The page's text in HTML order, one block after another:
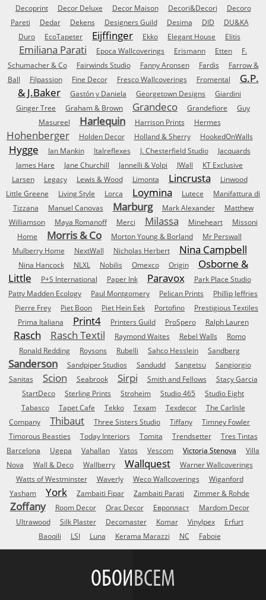
Decoprint
Decor Deluxe Decor Maison Decori&Decori
Decoro
Pareti
Dedar Dekens Designers Guild Desima DID
DU&KA
Duro
EcoTapeter Eijffinger Ekko Elegant House Elitis
Emiliana Parati Epoca Wallcoverings Erismann Etten
F.
Schumacher & Co
Fairwinds Studio Fanny Aronsen Fardis
Farrow &
Ball
Filpassion Fine Decor Fresco Wallcoverings Fromental
G.P.
& J.Baker
Gastón y Daniela Georgetown Designs
Giardini
Ginger Tree
Graham & Brown Grandeco Grandefiore
Guy
Masureel
Harlequin Harrison Prints Hermes
Hohenberger Holden Decor Holland & Sherry HookedOnWalls
Hygge Ian Mankin Italreflexes J. Chesterfield Studio
Jacquards
James Hare
Jane Churchill Jannelli & Volpi JWall
KT Exclusive
Larsen
Legacy Lewis & Wood Limonta Lincrusta
Linwood
Little Greene
Living Style Lorca Loymina Lutece
Manifattura di
Tizzana
Manuel Canovas Marburg Mark Alexander
Matthew
Williamson
Maya Romanoff Merci Milassa Mineheart
Missoni
Home
Morris & Co Morton Young & Borland
Mr Perswall
Mulberry Home
NextWall Nicholas Herbert Nina Campbell
Nina Hancock NLXL Nobilis Omexco Origin
Osborne &
Little
P+S International Paper Ink Paravox
Park Place Studio
Patty Madden Ecology
Paul Montgomery Pelican Prints
Phillip Jeffries
Pierre Frey
Piet Boon Piet Hein Eek Portofino
Prestigious Textiles
Prima Italiana
Print4 Printers Guild ProSpero Ralph Lauren
Rasch Rasch Textil Raymond Waites Rebel Walls
Romo
Ronald Redding
Roysons Rubelli Sahco Hesslein Sandberg
Sanderson Sandpiper Studios Sandudd Sangetsu
Sangiorgio
Sanitas
Scion Seabrook Sirpi Smith and Fellows
Stacy Garcia
StartDeco
Sterling Prints Stroheim Studio 465
Studio Eight
Tabasco
Tapet Cafe Tekko Texam Texdecor
The Carlisle
Company
Thibaut Three Sisters Studio Tiffany
Timney Fowler
Timorous Beasties
Today Interiors Tomita Trendsetter
Tres Tintas
Barcelona
Ugepa Vahallan Vatos Vescom Victoria Stenova
Villa
Nova
Wall & Deco Wallberry Wallquest
Warner Wallcoverings
Watts of Westminster
Waverly Weco Wallcoverings
Wiganford
Yasham
York Zambaiti Fipar Zambaiti Parati Zimmer & Rohde
Zoffany Room Decor Orac Decor Европласт
Mardom Decor
Ultrawood
Silk Plaster Decomaster Komar Vinylpex
Erfurt
Baoqili
LSI Luna Kerama Marazzi NC Faboie
ОБОИВСЕМ